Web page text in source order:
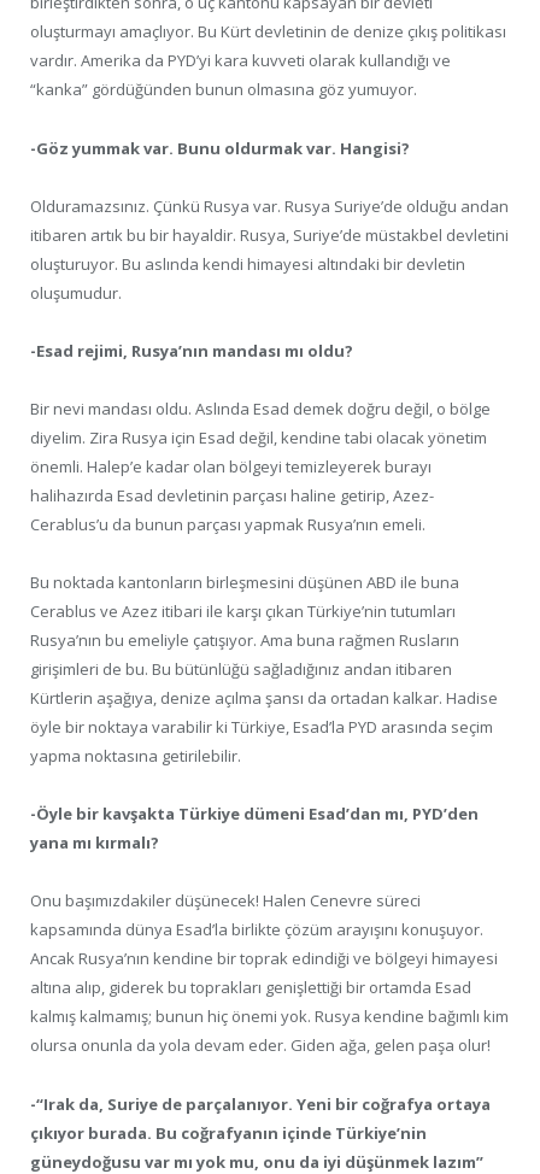
oluşturmayı amaçlıyor. Bu Kürt devletinin de denize çıkış politikası
vardır. Amerika da PYD’yi kara kuvveti olarak kullandığı ve
“kanka” gördüğünden bunun olmasına göz yumuyor.
-Göz yummak var. Bunu oldurmak var. Hangisi?
Olduramazsınız. Çünkü Rusya var. Rusya Suriye’de olduğu andan
itibaren artık bu bir hayaldir. Rusya, Suriye’de müstakbel devletini
oluşturuyor. Bu aslında kendi himayesi altındaki bir devletin
oluşumudur.
-Esad rejimi, Rusya’nın mandası mı oldu?
Bir nevi mandası oldu. Aslında Esad demek doğru değil, o bölge
diyelim. Zira Rusya için Esad değil, kendine tabi olacak yönetim
önemli. Halep’e kadar olan bölgeyi temizleyerek burayı
halihazırda Esad devletinin parçası haline getirip, Azez-
Cerablus’u da bunun parçası yapmak Rusya’nın emeli.
Bu noktada kantonların birleşmesini düşünen ABD ile buna
Cerablus ve Azez itibari ile karşı çıkan Türkiye’nin tutumları
Rusya’nın bu emeliyle çatışıyor. Ama buna rağmen Rusların
girişimleri de bu. Bu bütünlüğü sağladığınız andan itibaren
Kürtlerin aşağıya, denize açılma şansı da ortadan kalkar. Hadise
öyle bir noktaya varabilir ki Türkiye, Esad’la PYD arasında seçim
yapma noktasına getirilebilir.
-Öyle bir kavşakta Türkiye dümeni Esad’dan mı, PYD’den
yana mı kırmalı?
Onu başımızdakiler düşünecek! Halen Cenevre süreci
kapsamında dünya Esad’la birlikte çözüm arayışını konuşuyor.
Ancak Rusya’nın kendine bir toprak edindiği ve bölgeyi himayesi
altına alıp, giderek bu toprakları genişlettiği bir ortamda Esad
kalmış kalmamış; bunun hiç önemi yok. Rusya kendine bağımlı kim
olursa onunla da yola devam eder. Giden ağa, gelen paşa olur!
-“Irak da, Suriye de parçalanıyor. Yeni bir coğrafya ortaya
çıkıyor burada. Bu coğrafyanın içinde Türkiye’nin
güneydoğusu var mı yok mu, onu da iyi düşünmek lazım”